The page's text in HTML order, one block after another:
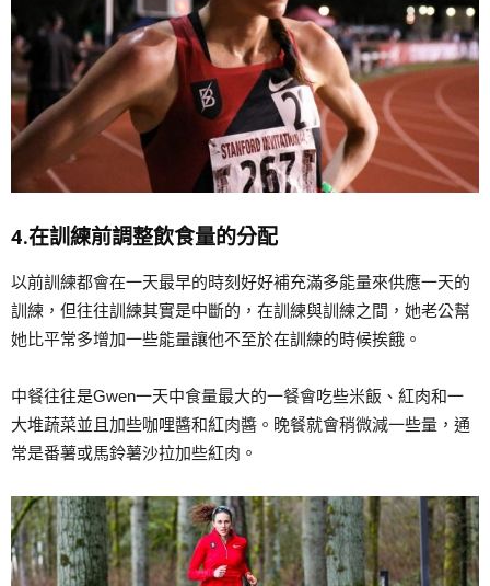
4.在訓練前調整飲食量的分配
以前訓練都會在一天最早的時刻好好補充滿多能量來供應一天的
訓練，但往往訓練其實是中斷的，在訓練與訓練之間，她老公幫
她比平常多增加一些能量讓他不至於在訓練的時候挨餓。
中餐往往是Gwen一天中食量最大的一餐會吃些米飯、紅肉和一
大堆蔬菜並且加些咖哩醬和紅肉醬。晚餐就會稍微減一些量，通
常是番薯或馬鈴薯沙拉加些紅肉。